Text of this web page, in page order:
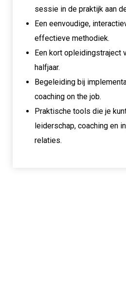
sessie in de praktijk aan
Een eenvoudige,
effectieve methodiek.
Een kort opleidingstraject
halfjaar.
Begeleiding bij
coaching on the job.
Praktische tools die je
leiderschap, coaching en
relaties.